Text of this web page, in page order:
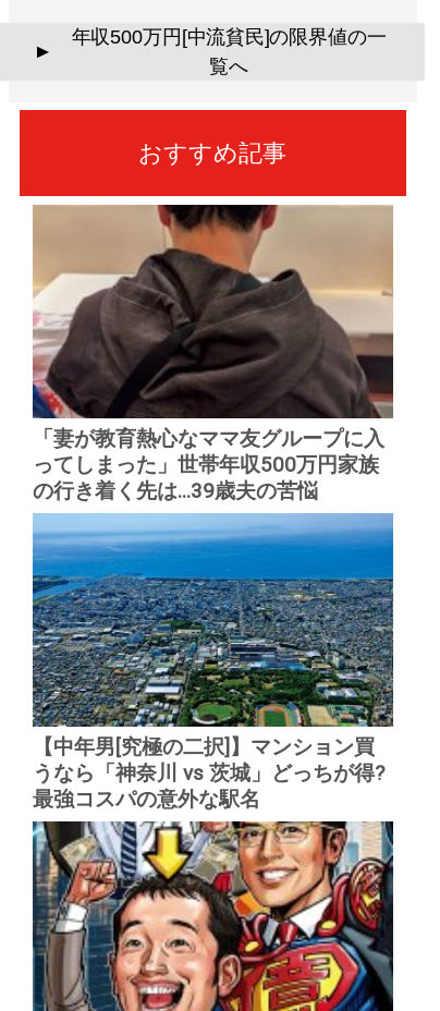
▲
年収500万円[中流貧民]の限界値の一
覧へ
おすすめ記事
「妻が教育熱心なママ友グループに入
ってしまった」世帯年収500万円家族
の行き着く先は...39歳夫の苦悩
【中年男[究極の二択]】マンション買
うなら「神奈川 vs 茨城」どっちが得?
最強コスパの意外な駅名